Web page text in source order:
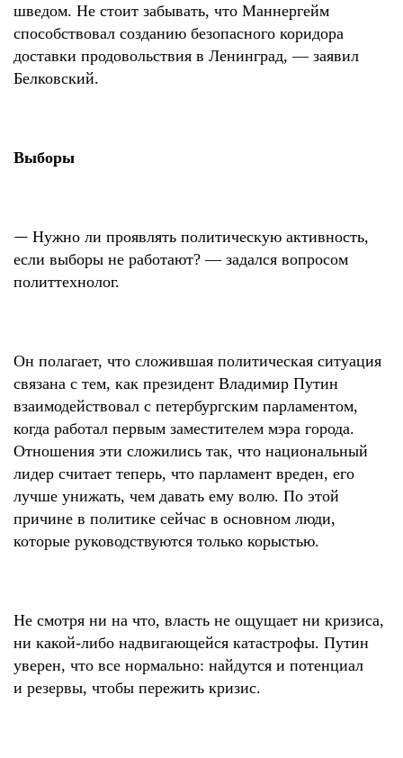
шведом. Не стоит забывать, что Маннергейм
способствовал созданию безопасного коридора
доставки продовольствия в Ленинград, — заявил
Белковский.
Выборы
— Нужно ли проявлять политическую активность,
если выборы не работают? — задался вопросом
политтехнолог.
Он полагает, что сложившая политическая ситуация
связана с тем, как президент Владимир Путин
взаимодействовал с петербургским парламентом,
когда работал первым заместителем мэра города.
Отношения эти сложились так, что национальный
лидер считает теперь, что парламент вреден, его
лучше унижать, чем давать ему волю. По этой
причине в политике сейчас в основном люди,
которые руководствуются только корыстью.
Не смотря ни на что, власть не ощущает ни кризиса,
ни какой-либо надвигающейся катастрофы. Путин
уверен, что все нормально: найдутся и потенциал
и резервы, чтобы пережить кризис.